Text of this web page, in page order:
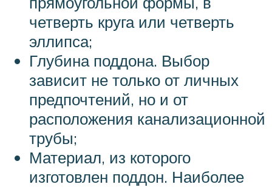
четверть круга или четверть
эллипса;
Глубина поддона. Выбор
зависит не только от личных
предпочтений, но и от
расположения канализационной
трубы;
Материал, из которого
изготовлен поддон. Наиболее